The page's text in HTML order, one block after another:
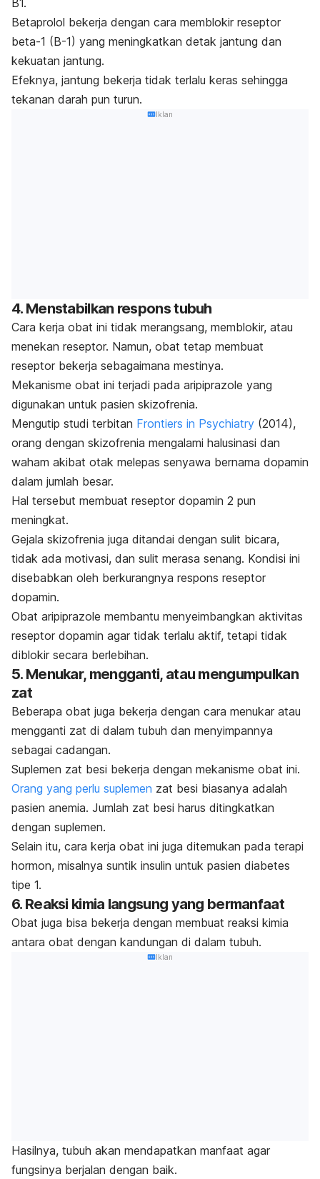
B1.
Betaprolol bekerja dengan cara memblokir reseptor
beta-1 (B-1) yang meningkatkan detak jantung dan
kekuatan jantung.
Efeknya, jantung bekerja tidak terlalu keras sehingga
tekanan darah pun turun.
Iklan
4. Menstabilkan respons tubuh
Cara kerja obat ini tidak merangsang, memblokir, atau
menekan reseptor. Namun, obat tetap membuat
reseptor bekerja sebagaimana mestinya.
Mekanisme obat ini terjadi pada aripiprazole yang
digunakan untuk pasien skizofrenia.
Mengutip studi terbitan Frontiers in Psychiatry (2014),
orang dengan skizofrenia mengalami halusinasi dan
waham akibat otak melepas senyawa bernama dopamin
dalam jumlah besar.
Hal tersebut membuat reseptor dopamin 2 pun
meningkat.
Gejala skizofrenia juga ditandai dengan sulit bicara,
tidak ada motivasi, dan sulit merasa senang. Kondisi ini
disebabkan oleh berkurangnya respons reseptor
dopamin.
Obat aripiprazole membantu menyeimbangkan aktivitas
reseptor dopamin agar tidak terlalu aktif, tetapi tidak
diblokir secara berlebihan.
5. Menukar, mengganti, atau mengumpulkan
zat
Beberapa obat juga bekerja dengan cara menukar atau
mengganti zat di dalam tubuh dan menyimpannya
sebagai cadangan.
Suplemen zat besi bekerja dengan mekanisme obat ini.
Orang yang perlu suplemen zat besi biasanya adalah
pasien anemia. Jumlah zat besi harus ditingkatkan
dengan suplemen.
Selain itu, cara kerja obat ini juga ditemukan pada terapi
hormon, misalnya suntik insulin untuk pasien diabetes
tipe 1.
6. Reaksi kimia langsung yang bermanfaat
Obat juga bisa bekerja dengan membuat reaksi kimia
antara obat dengan kandungan di dalam tubuh.
Iklan
Hasilnya, tubuh akan mendapatkan manfaat agar
fungsinya berjalan dengan baik.